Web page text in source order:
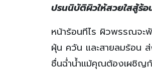
ปรนนิบัติผิวให้สวยใสสู้ร้อ
หน้าร้อนทีไร ผิวพรรณจะ
ฝุ่น ควัน และสายลมร้อน
ชื่นฉ่ำน้ำแม้คุณต้องเผชิญ